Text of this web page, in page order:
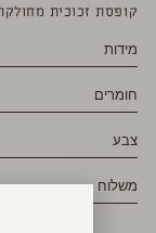
קופסת זכוכית
מידות
חומרים
צבע
משלוח